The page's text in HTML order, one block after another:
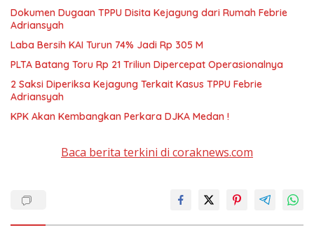
Dokumen Dugaan TPPU Disita Kejagung dari Rumah Febrie
Adriansyah
Laba Bersih KAI Turun 74% Jadi Rp 305 M
PLTA Batang Toru Rp 21 Triliun Dipercepat Operasionalnya
2 Saksi Diperiksa Kejagung Terkait Kasus TPPU Febrie
Adriansyah
KPK Akan Kembangkan Perkara DJKA Medan !
Baca berita terkini di coraknews.com